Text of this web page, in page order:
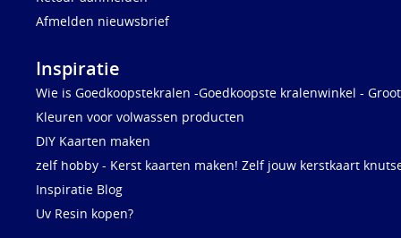
Afmelden nieuwsbrief
Inspiratie
Wie is Goedkoopstekralen -Goedkoopste kralenwinkel -
Kleuren voor volwassen producten
DIY Kaarten maken
zelf hobby - Kerst kaarten maken! Zelf jouw kerstkaart
Inspiratie Blog
Uv Resin kopen?